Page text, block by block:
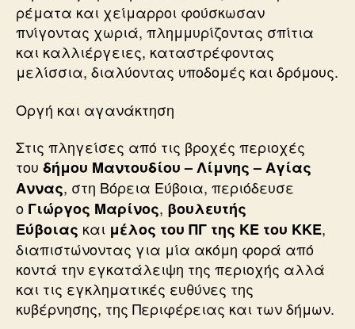
ρέματα και χείμαρροι φούσκωσαν
πνίγοντας χωριά, πλημμυρίζοντας σπίτια
και καλλιέργειες, καταστρέφοντας
μελίσσια, διαλύοντας υποδομές και δρόμους.
Οργή και αγανάκτηση
Στις πληγείσες από τις βροχές περιοχές
του δήμου Μαντουδίου – Λίμνης – Αγίας
Αννας, στη Βόρεια Εύβοια, περιόδευσε
ο Γιώργος Μαρίνος, βουλευτής
Εύβοιας και μέλος του ΠΓ της ΚΕ του ΚΚΕ,
διαπιστώνοντας για μία ακόμη φορά από
κοντά την εγκατάλειψη της περιοχής αλλά
και τις εγκληματικές ευθύνες της
κυβέρνησης, της Περιφέρειας και των δήμων.